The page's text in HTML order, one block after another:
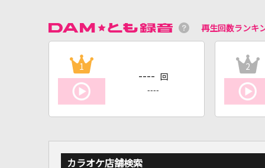
再生回数ランキ
1
---- 回
----
2
カラオケ店舗検索